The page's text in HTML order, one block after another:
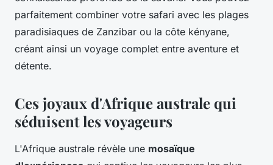
parfaitement combiner votre safari avec les plages
paradisiaques de Zanzibar ou la côte kényane,
créant ainsi un voyage complet entre aventure et
détente.
Ces joyaux d'Afrique australe qui
séduisent les voyageurs
L'Afrique australe révèle une mosaïque